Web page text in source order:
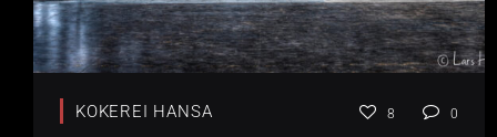
KOKEREI HANSA 8 0